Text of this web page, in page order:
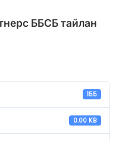
ББСБ тайлан
155
0.00 KB